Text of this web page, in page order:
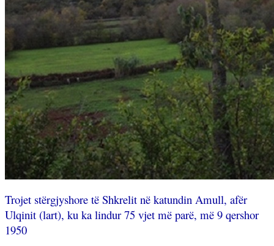
Trojet stërgjyshore të Shkrelit në katundin Amull, afër
Ulqinit (lart), ku ka lindur 75 vjet më parë, më 9 qershor
1950